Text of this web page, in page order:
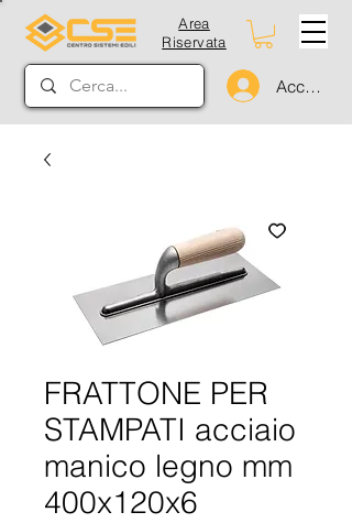
Area
Riservata
Accedi
FRATTONE PER
STAMPATI acciaio
manico legno mm
400x120x6